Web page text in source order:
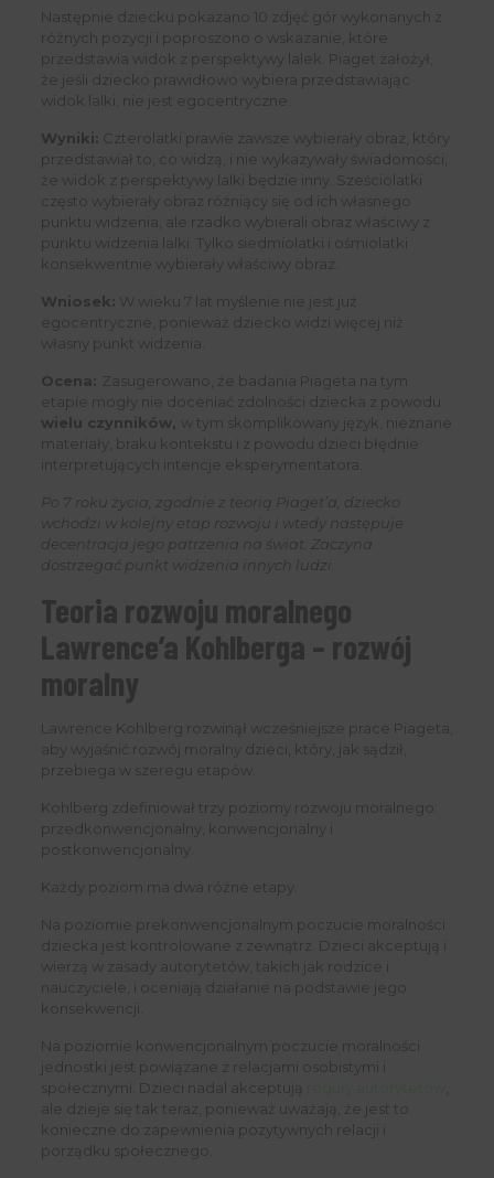
Następnie dziecku pokazano 10 zdjęć gór wykonanych z
różnych pozycji i poproszono o wskazanie, które
przedstawia widok z perspektywy lalek. Piaget założył,
że jeśli dziecko prawidłowo wybiera przedstawiając
widok lalki, nie jest egocentryczne.
Wyniki: Czterolatki prawie zawsze wybierały obraz, który
przedstawiał to, co widzą, i nie wykazywały świadomości,
że widok z perspektywy lalki będzie inny. Sześciolatki
często wybierały obraz różniący się od ich własnego
punktu widzenia, ale rzadko wybierali obraz właściwy z
punktu widzenia lalki. Tylko siedmiolatki i ośmiolatki
konsekwentnie wybierały właściwy obraz.
Wniosek: W wieku 7 lat myślenie nie jest już
egocentryczne, ponieważ dziecko widzi więcej niż
własny punkt widzenia.
Ocena:
Zasugerowano, że badania Piageta na tym
etapie mogły nie doceniać zdolności dziecka z powodu
wielu czynników,
w tym skomplikowany język, nieznane
materiały, braku kontekstu i z powodu dzieci błędnie
interpretujących intencje eksperymentatora.
Po 7 roku życia, zgodnie z teorią Piaget’a, dziecko
wchodzi w kolejny etap rozwoju i wtedy następuje
decentracja jego patrzenia na świat. Zaczyna
dostrzegać punkt widzenia innych ludzi.
Teoria rozwoju moralnego
Lawrence’a Kohlberga – rozwój
moralny
Lawrence Kohlberg rozwinął wcześniejsze prace Piageta,
aby wyjaśnić rozwój moralny dzieci, który, jak sądził,
przebiega w szeregu etapów.
Kohlberg zdefiniował trzy poziomy rozwoju moralnego:
przedkonwencjonalny, konwencjonalny i
postkonwencjonalny.
Każdy poziom ma dwa różne etapy.
Na poziomie prekonwencjonalnym poczucie moralności
dziecka jest kontrolowane z zewnątrz. Dzieci akceptują i
wierzą w zasady autorytetów, takich jak rodzice i
nauczyciele, i oceniają działanie na podstawie jego
konsekwencji.
Na poziomie konwencjonalnym poczucie moralności
jednostki jest powiązane z relacjami osobistymi i
społecznymi. Dzieci nadal akceptują
ale dzieje się tak teraz, ponieważ uważają, że jest to
konieczne do zapewnienia pozytywnych relacji i
porządku społecznego.